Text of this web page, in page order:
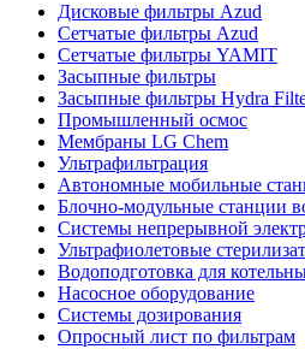
Дисковые фильтры Azud
Сетчатые фильтры Azud
Сетчатые фильтры YAMIT
Засыпные фильтры
Засыпные фильтры Hydra
Промышленный осмос
Мембраны LG Chem
Ультрафильтрация
Автономные мобильные
Блочно-модульные станции
Системы непрерывной
Ультрафиолетовые
Водоподготовка для
Насосное оборудование
Системы дозирования
Опросный лист по фильтрам